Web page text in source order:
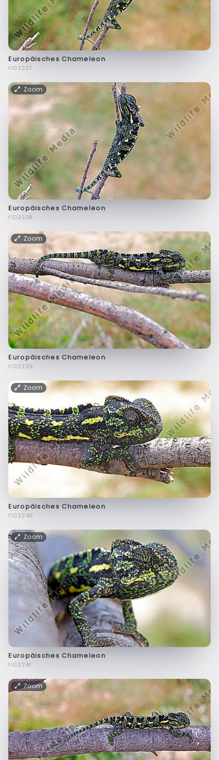
Europäisches Chameleon
f102237
Zoom
Europäisches Chameleon
f102238
Zoom
Europäisches Chameleon
f102239
Zoom
Europäisches Chameleon
f102240
Zoom
Europäisches Chameleon
f102241
Zoom